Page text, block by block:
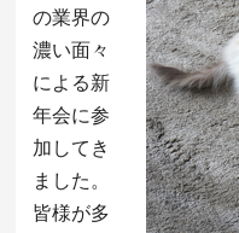
の業界の
濃い面々
による新
年会に参
加してき
ました。
皆様が多